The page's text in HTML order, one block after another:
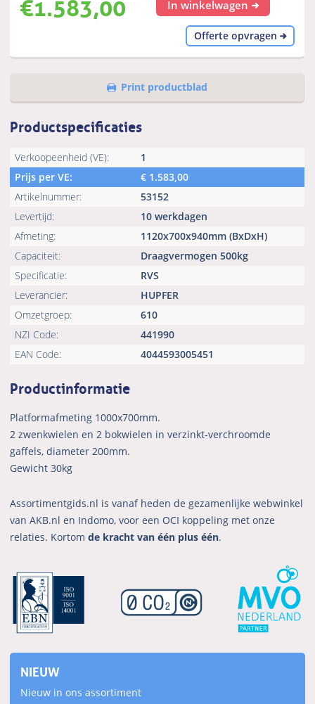
In winkelwagen
Offerte opvragen
Print productblad
Productspecificaties
Verkoopeenheid (VE):
1
Prijs per VE:
€ 1.583,00
Artikelnummer:
53152
Levertijd:
10 werkdagen
Afmeting:
1120x700x940mm (BxDxH)
Capaciteit:
Draagvermogen 500kg
Specificatie:
RVS
Leverancier:
HUPFER
Omzetgroep:
610
NZI Code:
441990
EAN Code:
4044593005451
Productinformatie
Platformafmeting 1000x700mm.
2 zwenkwielen en 2 bokwielen in verzinkt-verchroomde
gaffels, diameter 200mm.
Gewicht 30kg
Assortimentgids.nl is vanaf heden de gezamenlijke webwinkel
van AKB.nl en Indomo, voor een OCI koppeling met onze
relaties. Kortomde kracht van één plus één.
NIEUW
Nieuw in ons assortiment